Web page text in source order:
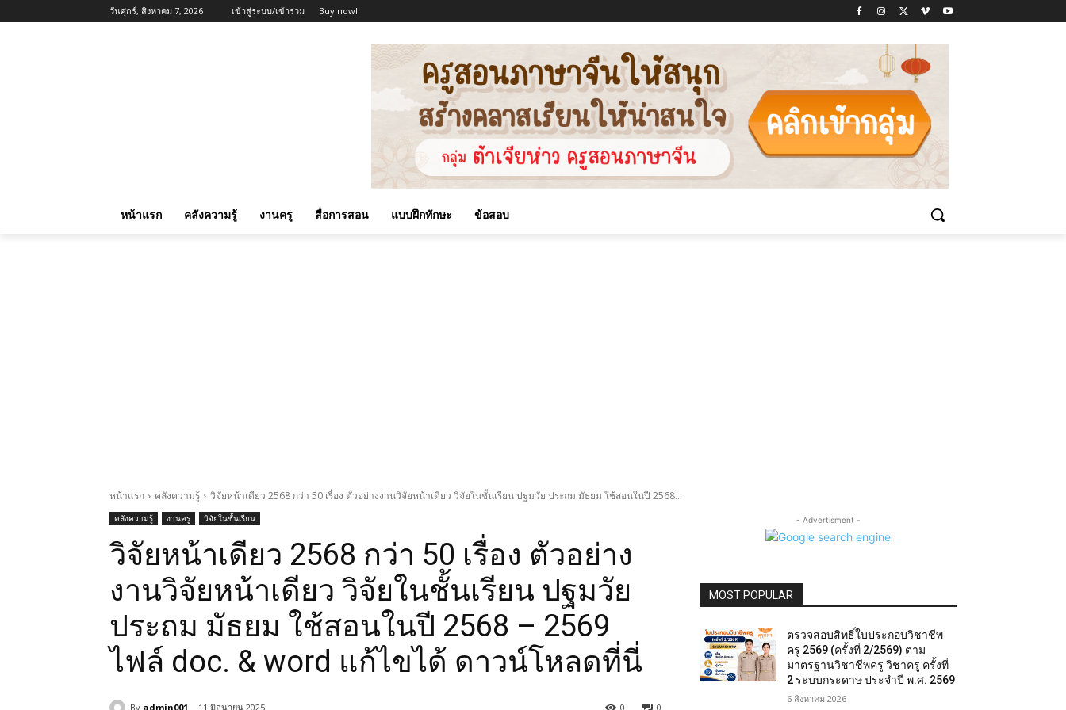
วันศุกร์, สิงหาคม 7, 2026 เข้าสู่ระบบ/เข้าร่วม Buy now!
หน้าแรก คลังความรู้ งานครู สื่อการสอน แบบฝึกทักษะ ข้อสอบ
หน้าแรก คลังความรู้ วิจัยหน้าเดียว 2568 กว่า 50 เรื่อง ตัวอย่างงานวิจัยหน้าเดียว วิจัยในชั้นเรียน ปฐมวัย ประถม มัธยม ใช้สอนในปี 2568...
คลังความรู้ งานครู วิจัยในชั้นเรียน
วิจัยหน้าเดียว 2568 กว่า 50 เรื่อง ตัวอย่าง
งานวิจัยหน้าเดียว วิจัยในชั้นเรียน ปฐมวัย
ประถม มัธยม ใช้สอนในปี 2568 – 2569
ไฟล์ doc. & word แก้ไขได้ ดาวน์โหลดที่นี่
By admin001 11 มิถุนายน 2025 0
0
- Advertisment -
MOST POPULAR
ตรวจสอบสิทธิ์ใบประกอบวิชาชีพ
ครู 2569 (ครั้งที่ 2/2569) ตาม
มาตรฐานวิชาชีพครู วิชาครู ครั้งที่
2 ระบบกระดาษ ประจำปี พ.ศ. 2569
6 สิงหาคม 2026